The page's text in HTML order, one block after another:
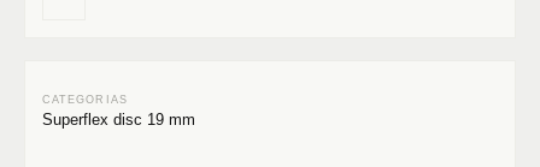
Superflex disc 19 mm